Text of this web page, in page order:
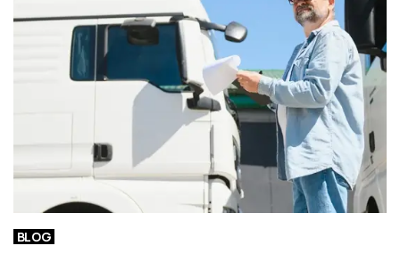
a
BLOG